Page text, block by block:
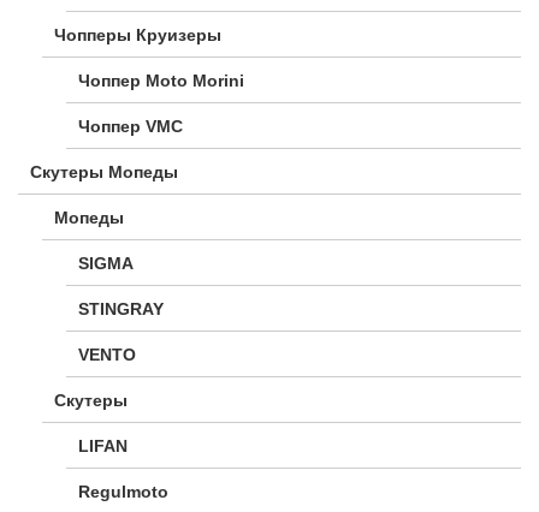
Чопперы Круизеры
Чоппер Moto Morini
Чоппер VMC
Скутеры Мопеды
Мопеды
SIGMA
STINGRAY
VENTO
Скутеры
LIFAN
Regulmoto